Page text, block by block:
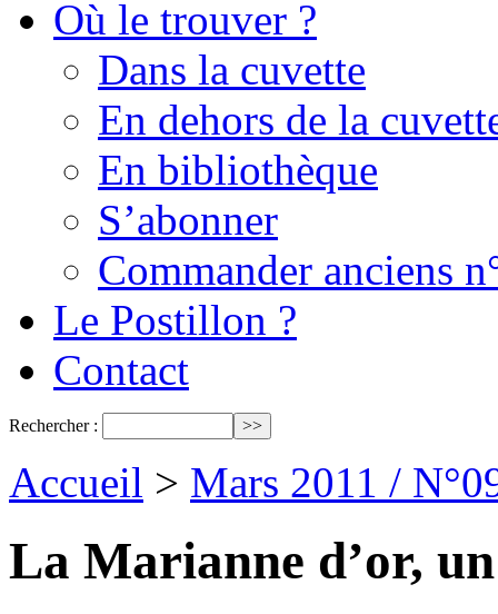
Où le trouver ?
Dans la cuvette
En dehors de la
En bibliothèque
S’abonner
Commander anciens
Le Postillon ?
Contact
Rechercher :
Accueil > Mars 2011 /
La Marianne d’or,